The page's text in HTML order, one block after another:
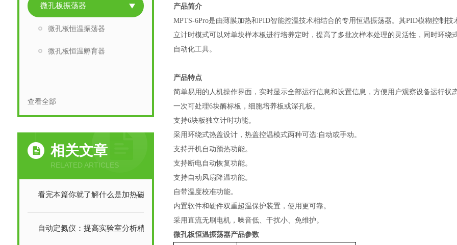
微孔板振荡器
微孔板恒温振荡器
微孔板恒温孵育器
查看全部
相关文章
RELATED ARTICLES
产品简介
MPTS-6Pro是由薄膜加热和PID智能控温技术相结合的专用恒温振荡器。其PID模糊控制
立计时模式可以对单块样本板进行培养定时，提高了多批次样本处理的灵活性，同时环
自动化工具。
产品特点
简单易用的人机操作界面，实时显示全部运行信息和设置信息，方便用户观察设备运行状
一次可处理6块酶标板，细胞培养板或深孔板。
支持6块板独立计时功能。
采用环绕式热盖设计，热盖控温模式两种可选:自动或手动。
支持开机自动预热功能。
支持断电自动恢复功能。
支持自动风扇降温功能。
自带温度校准功能。
内置软件和硬件双重超温保护装置，使用更可靠。
采用直流无刷电机，噪音低、干扰小、免维护。
微孔板恒温振荡器产品参数